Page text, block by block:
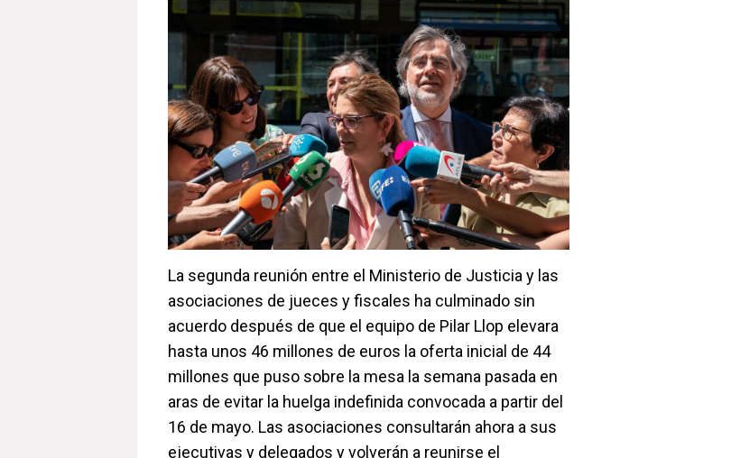
La segunda reunión entre el Ministerio de Justicia y las
asociaciones de jueces y fiscales ha culminado sin
acuerdo después de que el equipo de Pilar Llop elevara
hasta unos 46 millones de euros la oferta inicial de 44
millones que puso sobre la mesa la semana pasada en
aras de evitar la huelga indefinida convocada a partir del
16 de mayo. Las asociaciones consultarán ahora a sus
ejecutivas y delegados y volverán a reunirse el